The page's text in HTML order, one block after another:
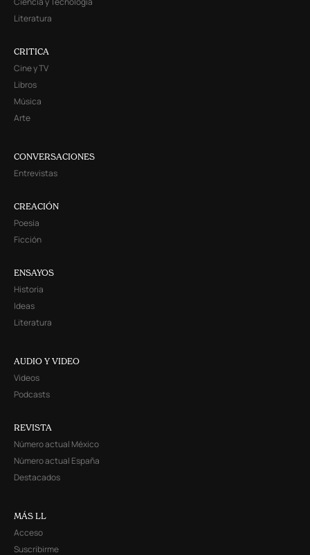
Literatura
CRITICA
Cine y TV
Libros
Música
Arte
CONVERSACIONES
Entrevistas
CREACIÓN
Poesía
Ficción
ENSAYOS
Historia
Ideas
Literatura
AUDIO Y VIDEO
Videos
Podcasts
REVISTA
Número actual México
Número actual España
Destacados
MÁS LL
Acceso
Suscribirme